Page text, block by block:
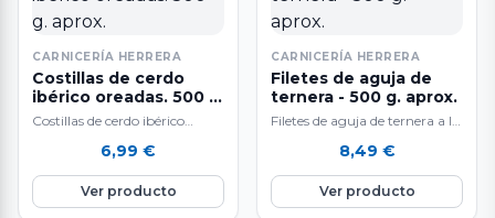
CARNICERÍA HERRERA
Costillas de cerdo
ibérico oreadas. 500 g.
aprox.
Costillas de cerdo ibérico
aproximadamente. Un
producto único, de sabor
inigualable. El…
6,99 €
Ver producto
CARNICERÍA HERRERA
Filetes de aguja de
ternera - 500 g. aprox.
Filetes de aguja de ternera a la
aproximadamente. El…
8,49 €
Ver producto